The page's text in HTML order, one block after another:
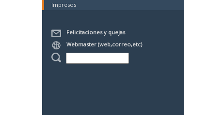
Impresos
Felicitaciones y quejas
Webmaster (web,correo,etc)